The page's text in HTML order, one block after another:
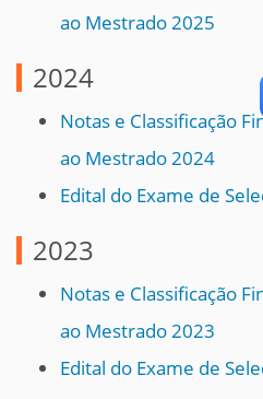
ao Mestrado 2025
2024
Notas e Classificação
ao Mestrado 2024
Edital do Exame de
2023
Notas e Classificação
ao Mestrado 2023
Edital do Exame de